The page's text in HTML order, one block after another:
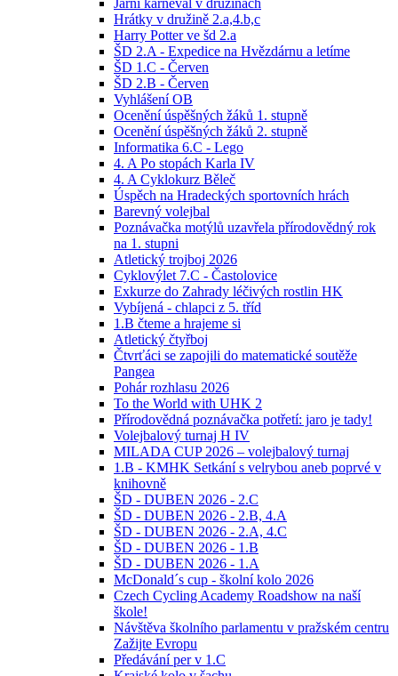
Jarní karneval v družinách
Hrátky v družině 2.a,4.b,c
Harry Potter ve šd 2.a
ŠD 2.A - Expedice na Hvězdárnu a letíme
ŠD 1.C - Červen
ŠD 2.B - Červen
Vyhlášení OB
Ocenění úspěšných žáků 1. stupně
Ocenění úspěšných žáků 2. stupně
Informatika 6.C - Lego
4. A Po stopách Karla IV
4. A Cyklokurz Běleč
Úspěch na Hradeckých sportovních hrách
Barevný volejbal
Poznávačka motýlů uzavřela přírodovědný rok
na 1. stupni
Atletický trojboj 2026
Cyklovýlet 7.C - Častolovice
Exkurze do Zahrady léčivých rostlin HK
Vybíjená - chlapci z 5. tříd
1.B čteme a hrajeme si
Atletický čtyřboj
Čtvrťáci se zapojili do matematické soutěže
Pangea
Pohár rozhlasu 2026
To the World with UHK 2
Přírodovědná poznávačka potřetí: jaro je tady!
Volejbalový turnaj H IV
MILADA CUP 2026 – volejbalový turnaj
1.B - KMHK Setkání s velrybou aneb poprvé v
knihovně
ŠD - DUBEN 2026 - 2.C
ŠD - DUBEN 2026 - 2.B, 4.A
ŠD - DUBEN 2026 - 2.A, 4.C
ŠD - DUBEN 2026 - 1.B
ŠD - DUBEN 2026 - 1.A
McDonald´s cup - školní kolo 2026
Czech Cycling Academy Roadshow na naší
škole!
Návštěva školního parlamentu v pražském centru
Zažijte Evropu
Předávání per v 1.C